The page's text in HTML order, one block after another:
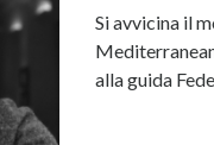
Si avvicina il
alla guida